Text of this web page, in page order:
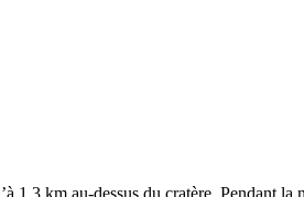
1,3 km au-dessus du cratère. Pendant la